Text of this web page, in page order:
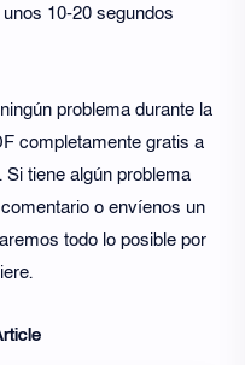
10-20 segundos
problema durante la
completamente gratis a
tiene algún problema
o envíenos un
todo lo posible por